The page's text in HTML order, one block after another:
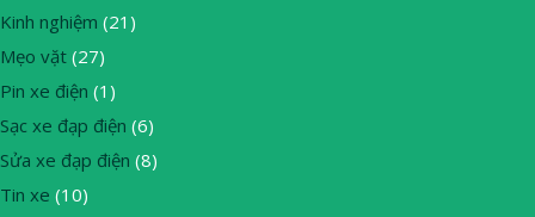
Kinh nghiệm (21)
Mẹo vặt (27)
Pin xe điện (1)
Sạc xe đạp điện (6)
Sửa xe đạp điện (8)
Tin xe (10)